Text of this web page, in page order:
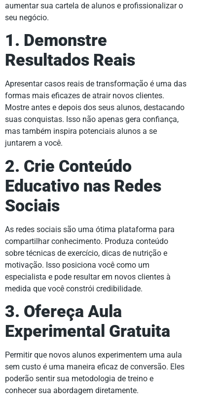
aumentar sua cartela de alunos e profissionalizar o
seu negócio.
1. Demonstre
Resultados Reais
Apresentar casos reais de transformação é uma das
formas mais eficazes de atrair novos clientes.
Mostre antes e depois dos seus alunos, destacando
suas conquistas. Isso não apenas gera confiança,
mas também inspira potenciais alunos a se
juntarem a você.
2. Crie Conteúdo
Educativo nas Redes
Sociais
As redes sociais são uma ótima plataforma para
compartilhar conhecimento. Produza conteúdo
sobre técnicas de exercício, dicas de nutrição e
motivação. Isso posiciona você como um
especialista e pode resultar em novos clientes à
medida que você constrói credibilidade.
3. Ofereça Aula
Experimental Gratuita
Permitir que novos alunos experimentem uma aula
sem custo é uma maneira eficaz de conversão. Eles
poderão sentir sua metodologia de treino e
conhecer sua abordagem diretamente.